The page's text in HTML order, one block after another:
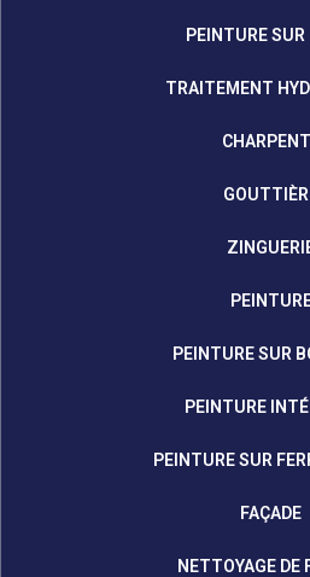
PEINTURE
TRAITEMENT
PEINTURE SUR
PEINTURE
PEINTURE SUR
FAÇADE
NETTOYAGE DE